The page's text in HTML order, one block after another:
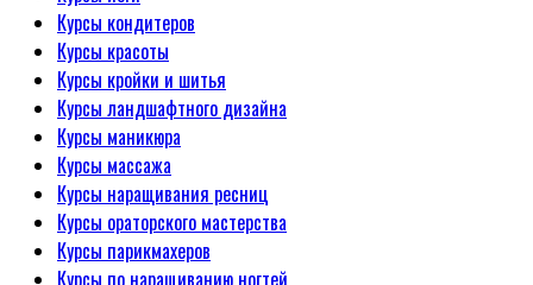
Курсы кондитеров
Курсы красоты
Курсы кройки и шитья
Курсы ландшафтного дизайна
Курсы маникюра
Курсы массажа
Курсы наращивания ресниц
Курсы ораторского мастерства
Курсы парикмахеров
Курсы по наращиванию ногтей